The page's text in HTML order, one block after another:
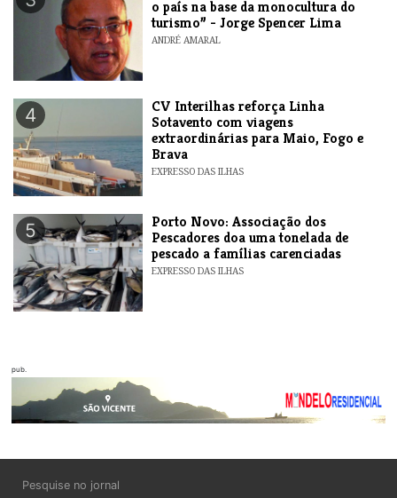
o país na base da monocultura do
turismo” - Jorge Spencer Lima
ANDRÉ AMARAL
4
​CV Interilhas reforça Linha
Sotavento com viagens
extraordinárias para Maio, Fogo e
Brava
EXPRESSO DAS ILHAS
5
​Porto Novo: Associação dos
Pescadores doa uma tonelada de
pescado a famílias carenciadas
EXPRESSO DAS ILHAS
pub.
Pesquise no jornal